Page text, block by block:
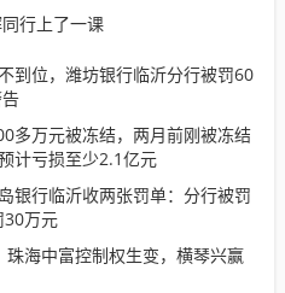
行上了一课
到位，潍坊银行临沂分行被罚60
多万元被冻结，两月前刚被冻结
计亏损至少2.1亿元
银行临沂收两张罚单：分行被罚
30万元
珠海中富控制权生变，横琴兴赢